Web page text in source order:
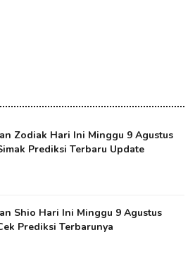
Zodiak Hari Ini Minggu 9 Agustus
Prediksi Terbaru Update
Shio Hari Ini Minggu 9 Agustus
Prediksi Terbarunya